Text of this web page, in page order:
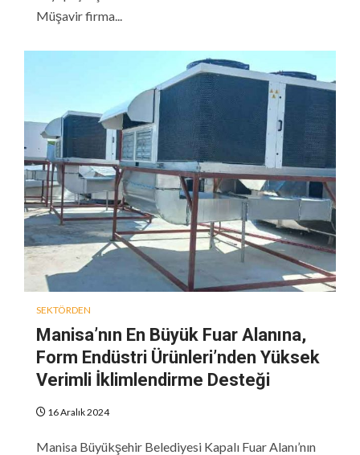
Müşavir firma...
SEKTÖRDEN
Manisa’nın En Büyük Fuar Alanına,
Form Endüstri Ürünleri’nden Yüksek
Verimli İklimlendirme Desteği
16 Aralık 2024
Manisa Büyükşehir Belediyesi Kapalı Fuar Alanı’nın